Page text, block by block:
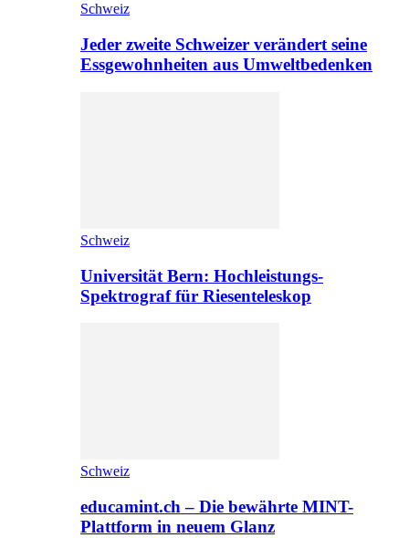
Schweiz
Jeder zweite Schweizer verändert seine
Essgewohnheiten aus Umweltbedenken
Schweiz
Universität Bern: Hochleistungs-
Spektrograf für Riesenteleskop
Schweiz
educamint.ch – Die bewährte MINT-
Plattform in neuem Glanz